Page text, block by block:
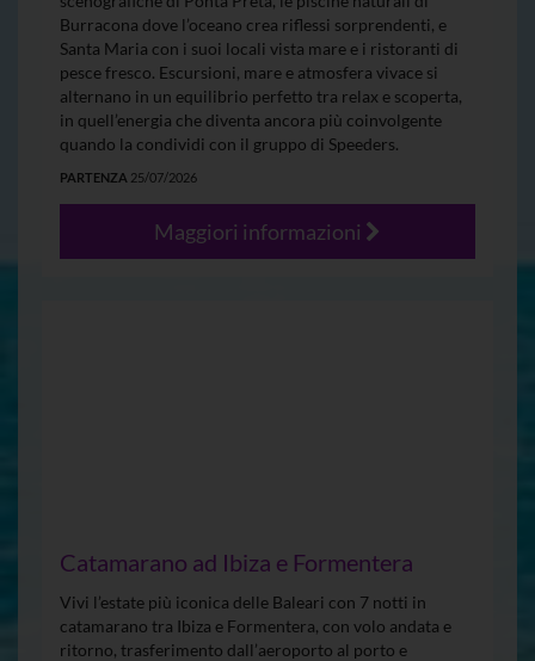
Burracona dove l’oceano crea riflessi sorprendenti, e
Santa Maria con i suoi locali vista mare e i ristoranti di
pesce fresco. Escursioni, mare e atmosfera vivace si
alternano in un equilibrio perfetto tra relax e scoperta,
in quell’energia che diventa ancora più coinvolgente
quando la condividi con il gruppo di Speeders.
PARTENZA 25/07/2026
Maggiori informazioni
Catamarano ad Ibiza e Formentera
Vivi l’estate più iconica delle Baleari con 7 notti in
catamarano tra Ibiza e Formentera, con volo andata e
ritorno, trasferimento dall’aeroporto al porto e